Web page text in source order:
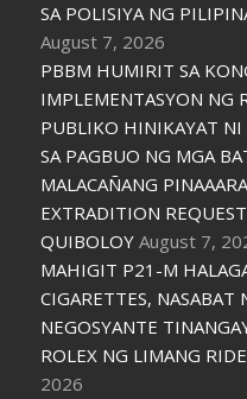
SA POLISIYA NG
August 7, 2026
PBBM HUMIRIT SA
IMPLEMENTASYON NG
PUBLIKO HINIKAYAT NI
SA PAGBUO NG MGA
MALACAÑANG
EXTRADITION
QUIBOLOY August 7,
MAHIGIT P21-M
CIGARETTES, NASABAT
NEGOSYANTE
ROLEX NG LIMANG
2026